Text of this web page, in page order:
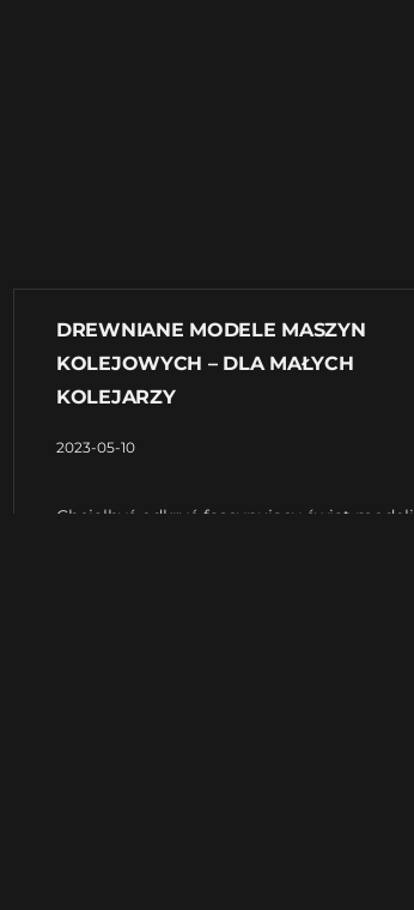
DREWNIANE MODELE MASZYN
KOLEJOWYCH – DLA MAŁYCH
KOLEJARZY
2023-05-10
Chciałbyś odkryć fascynujący świat modeli